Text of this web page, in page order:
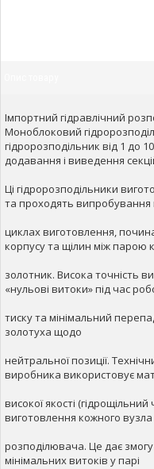
Імпортний гідравлічний
Моноблоковий
гідророзподільник від 1 до
додавання і виведення
Ці гідророзподільники
та проходять випробування
циклах виготовлення,
корпусу та щілин між парою
золотник. Висока точність
«нульові витоки» під час
тиску та мінімальний
золотуха щодо
нейтральної позиції.
виробника використовує
високої якості
виготовлення кожного вузла
розподілювача. Це дає
мінімальних витоків у парі